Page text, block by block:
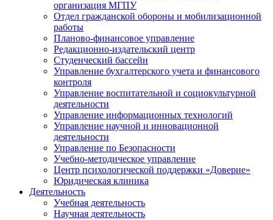
организация МГПУ
Отдел гражданской обороны и мобилизационной
работы
Планово-финансовое управление
Редакционно-издательский центр
Студенческий бассейн
Управление бухгалтерского учета и финансового
контроля
Управление воспитательной и социокультурной
деятельности
Управление информационных технологий
Управление научной и инновационной
деятельности
Управление по Безопасности
Учебно-методическое управление
Центр психологической поддержки «Доверие»
Юридическая клиника
Деятельность
Учебная деятельность
Научная деятельность